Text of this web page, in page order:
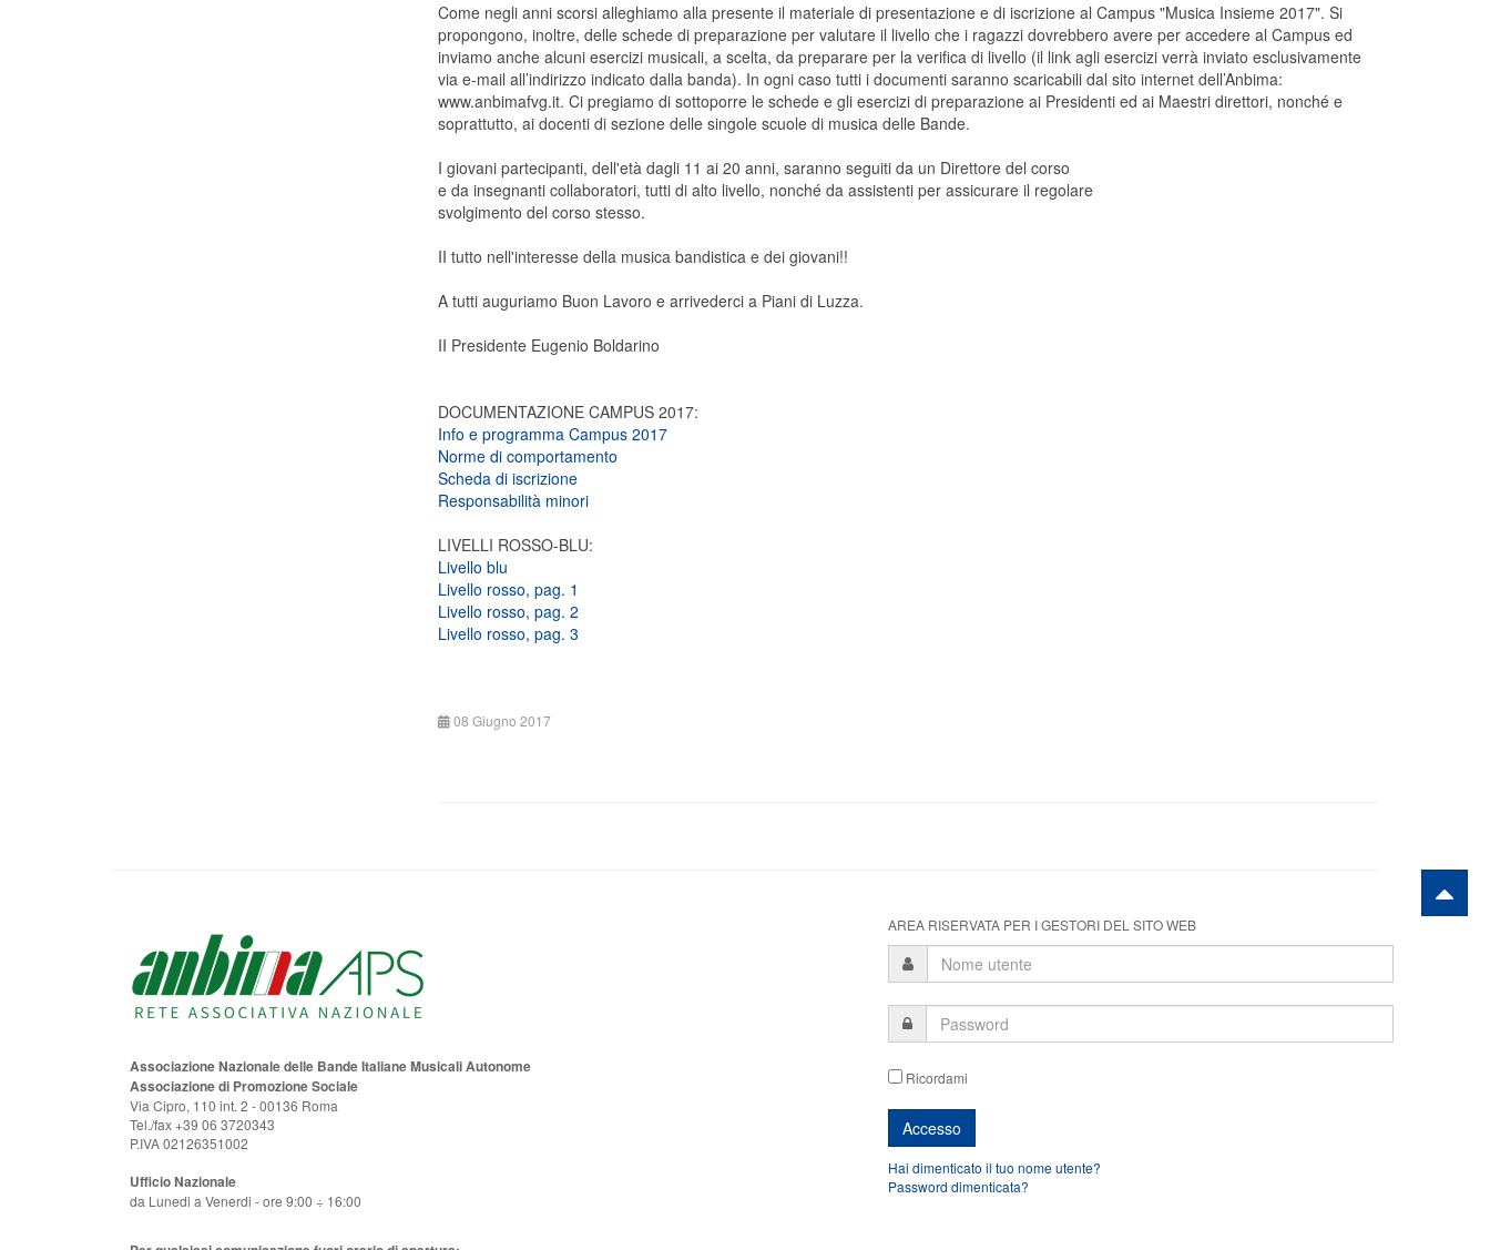
Come negli anni scorsi alleghiamo alla presente il materiale di presentazione e di iscrizione al Campus "Musica Insieme 2017". Si
propongono, inoltre, delle schede di preparazione per valutare il livello che i ragazzi dovrebbero avere per accedere al Campus ed
inviamo anche alcuni esercizi musicali, a scelta, da preparare per la verifica di livello (il link agli esercizi verrà inviato esclusivamente
via e-mail all’indirizzo indicato dalla banda). In ogni caso tutti i documenti saranno scaricabili dal sito internet dell’Anbima:
www.anbimafvg.it. Ci pregiamo di sottoporre le schede e gli esercizi di preparazione ai Presidenti ed ai Maestri direttori, nonché e
soprattutto, ai docenti di sezione delle singole scuole di musica delle Bande.
I giovani partecipanti, dell'età dagli 11 ai 20 anni, saranno seguiti da un Direttore del corso
e da insegnanti collaboratori, tutti di alto livello, nonché da assistenti per assicurare il regolare
svolgimento del corso stesso.
II tutto nell'interesse della musica bandistica e dei giovani!!
A tutti auguriamo Buon Lavoro e arrivederci a Piani di Luzza.
II Presidente Eugenio Boldarino
DOCUMENTAZIONE CAMPUS 2017:
Info e programma Campus 2017
Norme di comportamento
Scheda di iscrizione
Responsabilità minori
LIVELLI ROSSO-BLU:
Livello blu
Livello rosso, pag. 1
Livello rosso, pag. 2
Livello rosso, pag. 3
08 Giugno 2017
Associazione Nazionale delle Bande Italiane Musicali Autonome
Associazione di Promozione Sociale
Via Cipro, 110 int. 2 - 00136 Roma
Tel./fax +39 06 3720343
P.IVA 02126351002
Ufficio Nazionale
da Lunedi a Venerdi - ore 9:00 ÷ 16:00
AREA RISERVATA PER I GESTORI DEL SITO WEB
Ricordami
Hai dimenticato il tuo nome utente?
Password dimenticata?